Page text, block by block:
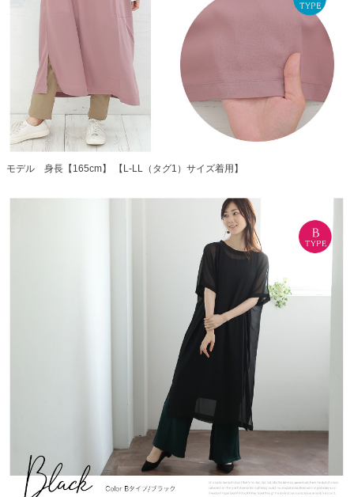
モデル 身長【165cm】 【L-LL（タグ1）サイズ着用】